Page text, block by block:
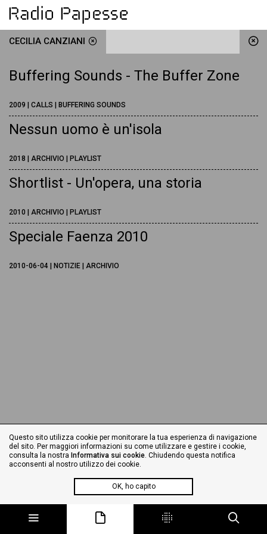
CECILIA CANZIANI
Buffering Sounds - The Buffer Zone
2009 | CALLS | BUFFERING SOUNDS
Nessun uomo è un'isola
2018 | ARCHIVIO | PLAYLIST
Shortlist - Un'opera, una storia
2010 | ARCHIVIO | PLAYLIST
Speciale Faenza 2010
2010-06-04 | NOTIZIE | ARCHIVIO
Questo sito utilizza cookie per monitorare la tua esperienza di navigazione
del sito. Per maggiori informazioni su come utilizzare e gestire i cookie,
consulta la nostra Informativa sui cookie. Chiudendo questa notifica
acconsenti al nostro utilizzo dei cookie.
OK, ho capito